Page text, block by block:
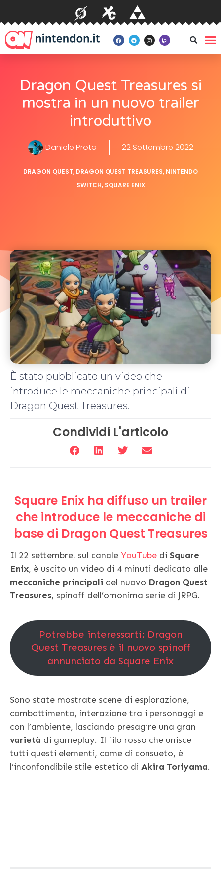
Dragon Quest Treasures si
mostra in un nuovo trailer
introduttivo
Daniele Prota 22 Settembre 2022
DRAGON QUEST, DRAGON QUEST TREASURES, NINTENDO
SWITCH, SQUARE ENIX
È stato pubblicato un video che
introduce le meccaniche principali di
Dragon Quest Treasures.
Condividi L'articolo
Square Enix ha diffuso un trailer
che introduce le meccaniche di
base di Dragon Quest Treasures
Il 22 settembre, sul canale YouTube di Square
Enix, è uscito un video di 4 minuti dedicato alle
meccaniche principali del nuovo Dragon Quest
Treasures, spinoff dell’omonima serie di JRPG.
Potrebbe interessarti: Dragon
Quest Treasures è il nuovo spinoff
annunciato da Square Enix
Sono state mostrate scene di esplorazione,
combattimento, interazione tra i personaggi e
con l’ambiente, lasciando presagire una gran
varietà di gameplay. Il filo rosso che unisce
tutti questi elementi, come di consueto, è
l’inconfondibile stile estetico di Akira Toriyama.